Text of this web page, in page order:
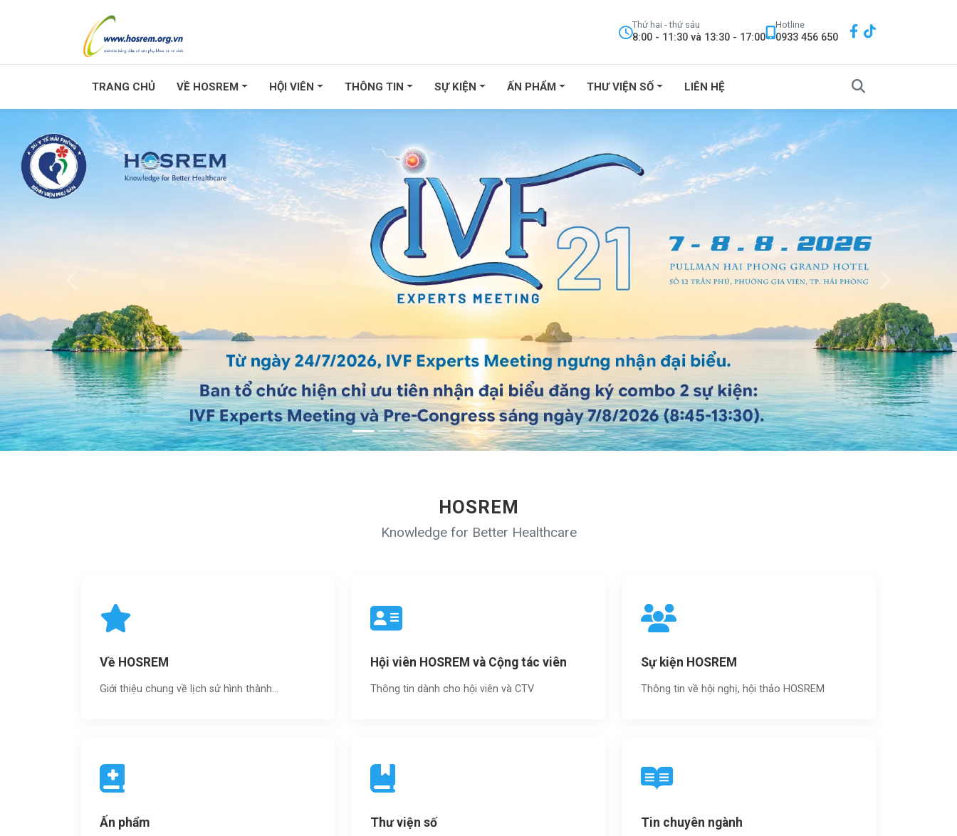
Thứ hai - thứ sáu
8:00 - 11:30 và 13:30 - 17:00
Hotline
0933 456 650
TRANG CHỦ VỀ HOSREM HỘI VIÊN THÔNG TIN SỰ KIỆN ẤN PHẨM THƯ VIỆN SỐ LIÊN HỆ
HOSREM
Knowledge for Better Healthcare
Về HOSREM
Giới thiệu chung về lịch sử hình thành...
Hội viên HOSREM và Cộng tác viên
Thông tin dành cho hội viên và CTV
Sự kiện HOSREM
Thông tin về hội nghị, hội thảo HOSREM
Ấn phẩm Thư viện số Tin chuyên ngành